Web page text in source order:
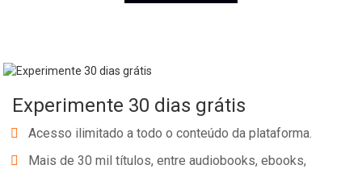
Experimente 30 dias grátis
Acesso ilimitado a todo o conteúdo da plataforma.
Mais de 30 mil títulos, entre audiobooks, ebooks,